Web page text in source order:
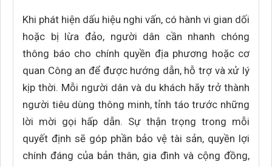
Khi phát hiện dấu hiệu nghi vấn, có hành vi gian dối
hoặc bị lừa đảo, người dân cần nhanh chóng
thông báo cho chính quyền địa phương hoặc cơ
quan Công an để được hướng dẫn, hỗ trợ và xử lý
kịp thời. Mỗi người dân và du khách hãy trở thành
người tiêu dùng thông minh, tỉnh táo trước những
lời mời gọi hấp dẫn. Sự thận trọng trong mỗi
quyết định sẽ góp phần bảo vệ tài sản, quyền lợi
chính đáng của bản thân, gia đình và cộng đồng,